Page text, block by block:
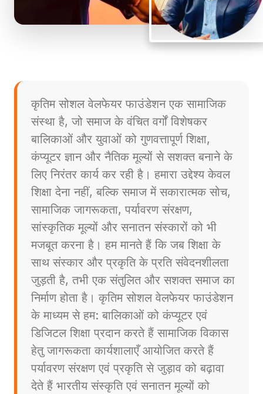
कृतिम सोशल वेलफेयर फाउंडेशन एक सामाजिक
संस्था है, जो समाज के वंचित वर्गों विशेषकर
बालिकाओं और युवाओं को गुणवत्तापूर्ण शिक्षा,
कंप्यूटर ज्ञान और नैतिक मूल्यों से सशक्त बनाने के
लिए निरंतर कार्य कर रही है। हमारा उद्देश्य केवल
शिक्षा देना नहीं, बल्कि समाज में सकारात्मक सोच,
सामाजिक जागरूकता, पर्यावरण संरक्षण,
सांस्कृतिक मूल्यों और सनातन संस्कारों को भी
मजबूत करना है। हम मानते हैं कि जब शिक्षा के
साथ संस्कार और प्रकृति के प्रति संवेदनशीलता
जुड़ती है, तभी एक संतुलित और सशक्त समाज का
निर्माण होता है। कृतिम सोशल वेलफेयर फाउंडेशन
के माध्यम से हम: बालिकाओं को कंप्यूटर एवं
डिजिटल शिक्षा प्रदान करते हैं सामाजिक विकास
हेतु जागरूकता कार्यशालाएँ आयोजित करते हैं
पर्यावरण संरक्षण एवं प्रकृति से जुड़ाव को बढ़ावा
देते हैं भारतीय संस्कृति एवं सनातन मूल्यों को